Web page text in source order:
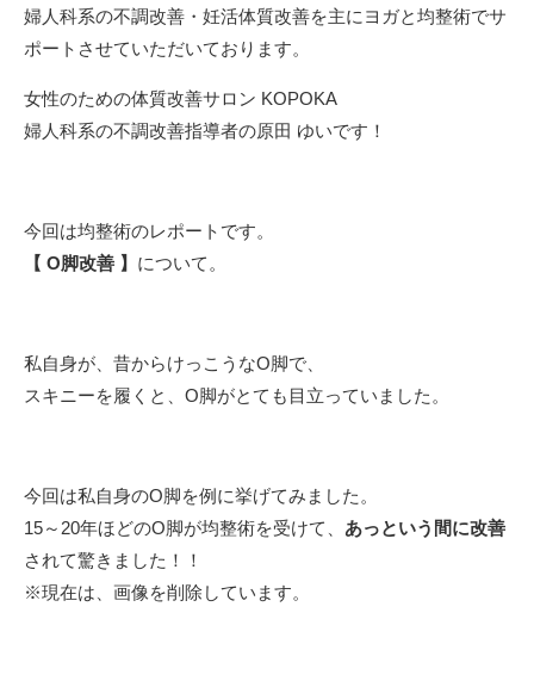
婦人科系の不調改善・妊活体質改善を主にヨガと均整術でサ
ポートさせていただいております。
女性のための体質改善サロン KOPOKA
婦人科系の不調改善指導者の原田 ゆいです！
今回は均整術のレポートです。
【 O脚改善 】 について。
私自身が、昔からけっこうなO脚で、
スキニーを履くと、O脚がとても目立っていました。
今回は私自身のO脚を例に挙げてみました。
15～20年ほどのO脚が均整術を受けて、 あっという間に改善
されて驚きました！！
※現在は、画像を削除しています。